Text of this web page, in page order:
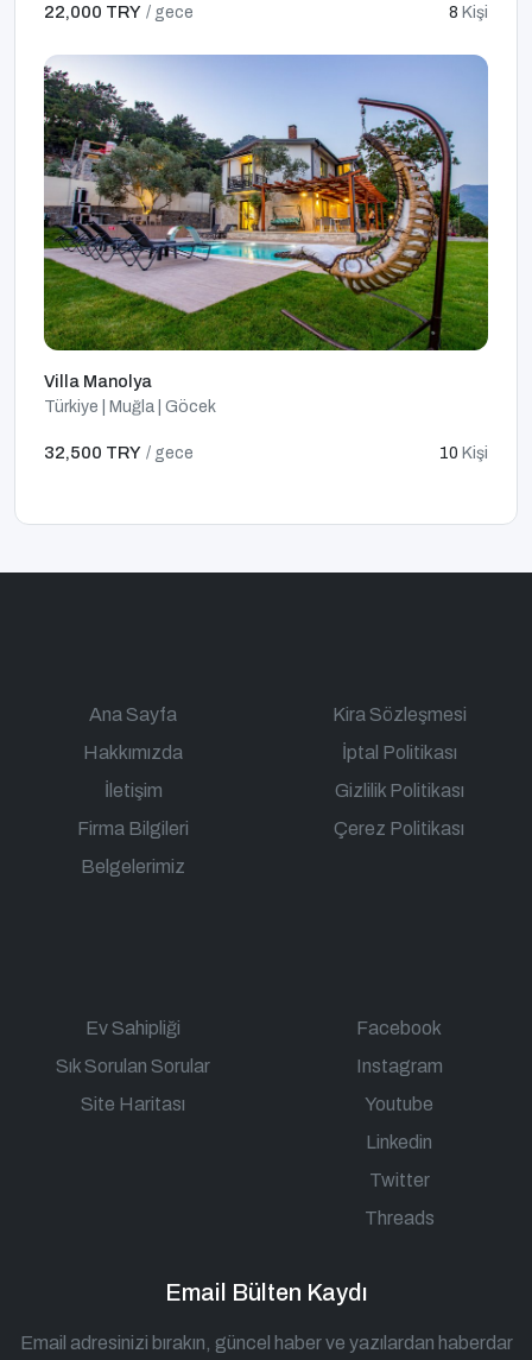
22,000 TRY / gece 8 Kişi
Villa Manolya
Türkiye | Muğla | Göcek
32,500 TRY / gece 10 Kişi
Ana Sayfa
Hakkımızda
İletişim
Firma Bilgileri
Belgelerimiz
Kira Sözleşmesi
İptal Politikası
Gizlilik Politikası
Çerez Politikası
Ev Sahipliği
Sık Sorulan Sorular
Site Haritası
Facebook
Instagram
Youtube
Linkedin
Twitter
Threads
Email Bülten Kaydı
Email adresinizi bırakın, güncel haber ve yazılardan haberdar